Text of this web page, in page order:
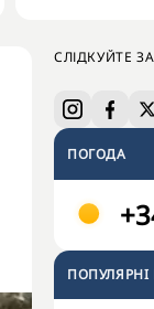
СЛІДКУЙТЕ
ПОГОДА